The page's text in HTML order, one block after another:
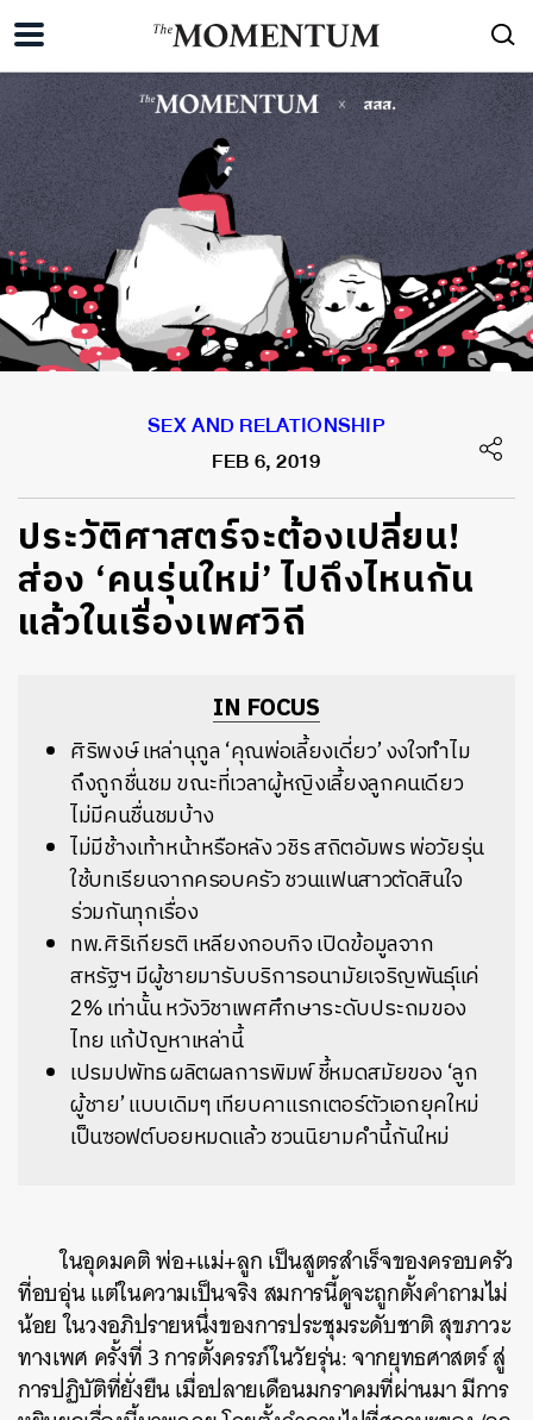
SEX AND RELATIONSHIP
FEB 6, 2019
ประวัติศาสตร์จะต้องเปลี่ยน!
ส่อง ‘คนรุ่นใหม่’ ไปถึงไหนกัน
แล้วในเรื่องเพศวิถี
IN FOCUS
ศิริพงษ์ เหล่านุกูล ‘คุณพ่อเลี้ยงเดี่ยว’ งงใจทำไม
ถึงถูกชื่นชม ขณะที่เวลาผู้หญิงเลี้ยงลูกคนเดียว
ไม่มีคนชื่นชมบ้าง
ไม่มีช้างเท้าหน้าหรือหลัง วชิร สถิตอัมพร พ่อวัยรุ่น
ใช้บทเรียนจากครอบครัว ชวนแฟนสาวตัดสินใจ
ร่วมกันทุกเรื่อง
ทพ.ศิริเกียรติ เหลียงกอบกิจ เปิดข้อมูลจาก
สหรัฐฯ มีผู้ชายมารับบริการอนามัยเจริญพันธุ์แค่
2% เท่านั้น หวังวิชาเพศศึกษาระดับประถมของ
ไทย แก้ปัญหาเหล่านี้
เปรมปพัทธ ผลิตผลการพิมพ์ ชี้หมดสมัยของ ‘ลูก
ผู้ชาย’ แบบเดิมๆ เทียบคาแรกเตอร์ตัวเอกยุคใหม่
เป็นซอฟต์บอยหมดแล้ว ชวนนิยามคำนี้กันใหม่
ในอุดมคติ พ่อ+แม่+ลูก เป็นสูตรสำเร็จของครอบครัว
ที่อบอุ่น แต่ในความเป็นจริง สมการนี้ดูจะถูกตั้งคำถามไม่
น้อย ในวงอภิปรายหนึ่งของการประชุมระดับชาติ สุขภาวะ
ทางเพศ ครั้งที่ 3 การตั้งครรภ์ในวัยรุ่น: จากยุทธศาสตร์ สู่
การปฏิบัติที่ยั่งยืน เมื่อปลายเดือนมกราคมที่ผ่านมา มีการ